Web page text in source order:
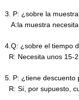
3. P: ¿sobre la
A:la muestra
4.Q: ¿sobre el tiempo
R: Necesita unos 15-
5. P: ¿tiene descuento
R: Sí, por supuesto,